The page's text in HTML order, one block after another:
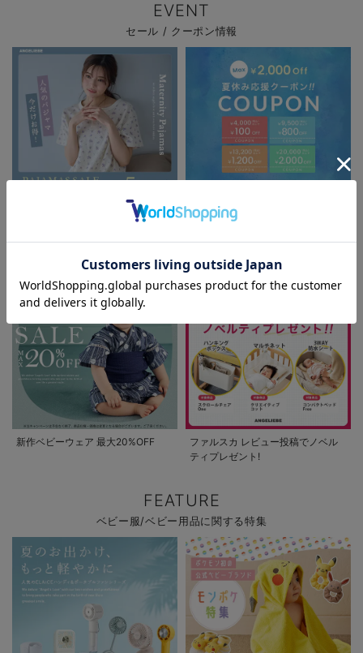
お気に入り商品を確認する
EVENT
セール / クーポン情報
パジャマサマーセール全品5%OFF
夏休み応援クーポン MAX2,000円
OFF
新作ベビーウェア 最大20%OFF
ファルスカ レビュー投稿でノベル
ティプレゼント!
FEATURE
ベビー服/ベビー用品に関する特集